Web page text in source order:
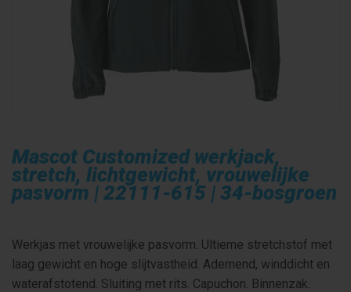
Mascot Customized werkjack,
stretch, lichtgewicht, vrouwelijke
pasvorm | 22111-615 | 34-bosgroen
Werkjas met vrouwelijke pasvorm. Ultieme stretchstof met
laag gewicht en hoge slijtvastheid. Ademend, winddicht en
waterafstotend. Sluiting met rits. Capuchon. Binnenzak.